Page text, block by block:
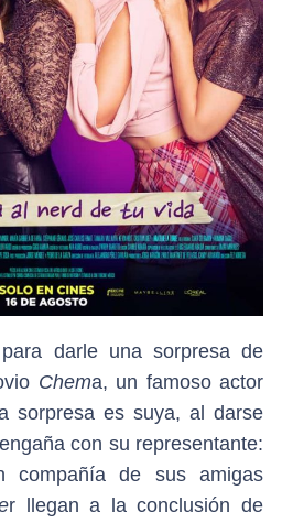
darle una sorpresa de
Chema, un famoso actor
sorpresa es suya, al darse
con su representante:
compañía de sus amigas
r llegan a la conclusión de